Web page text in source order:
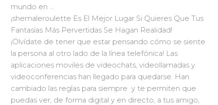
mundo en …
¡shemaleroulette Es El Mejor Lugar Si Quieres Que Tus
Fantasías Más Pervertidas Se Hagan Realidad!
¡Olvídate de tener que estar pensando cómo se siente
la persona al otro lado de la línea telefónica! Las
aplicaciones moviles de videochats, videollamadas y
videoconferencias han llegado para quedarse. Han
cambiado las reglas para siempre y te permiten que
puedas ver, de forma digital y en directo, a tus amigo,